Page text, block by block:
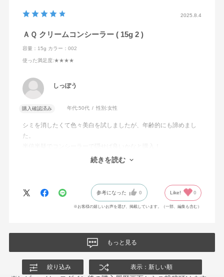
2025.8.4
ＡＱ クリームコンシーラー ( 15g 2 )
容量：15g カラー：002
使った満足度:★★★★
しっぽう
購入確認済み 年代:50代 性別:女性
シミを消したくて色々美白を試しましたが、年齢的にも諦めまし
た。
びっくりするほど隠されてシミが消えるわけではないけれど、カ
続きを読む
参考になった 0 Like! 0
※お客様の嬉しいお声を選び、掲載しています。（一部、編集も含む）
もっと見る
絞り込み 表示：新しい順